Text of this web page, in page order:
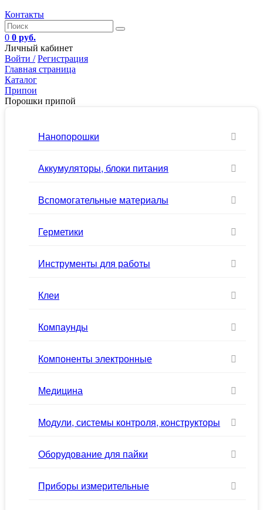
Контакты
0 0 руб.
Личный кабинет
Войти / Регистрация
Главная страница
Каталог
Припои
Порошки припой
Нанопорошки
Аккумуляторы, блоки питания
Вспомогательные материалы
Герметики
Инструменты для работы
Клеи
Компаунды
Компоненты электронные
Медицина
Модули, системы контроля, конструкторы
Оборудование для пайки
Приборы измерительные